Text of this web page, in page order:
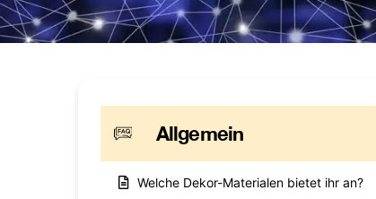
Allgemein
Welche Dekor-Materialen bietet ihr an?